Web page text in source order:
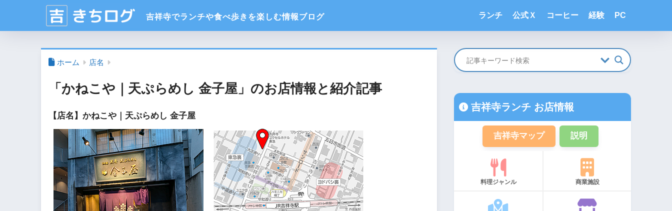
ランチ 公式Ｘ コーヒー 経験 PC
ホーム 店名
「かねこや｜天ぷらめし 金子屋」のお店情報と紹介記事
【店名】かねこや｜天ぷらめし 金子屋
吉祥寺ランチ お店情報
吉祥寺マップ 説明
料理ジャンル 商業施設